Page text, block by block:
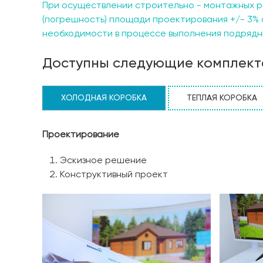
При осуществлении строительно - монтажных
(погрешность) площади проектирования +/- 3%
необходимости в процессе выполнения
Доступны следующие
ХОЛОДНАЯ КОРОБКА ТЕПЛАЯ КОРОБКА
Проектирование
Эскизное решение
Конструктивный проект